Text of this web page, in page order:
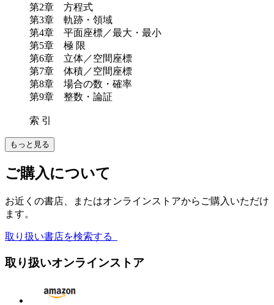
第2章 方程式
第3章 軌跡・領域
第4章 平面座標／最大・最小
第5章 極 限
第6章 立体／空間座標
第7章 体積／空間座標
第8章 場合の数・確率
第9章 整数・論証
索 引
もっと見る
ご購入について
お近くの書店、またはオンラインストアからご購入いただけ
ます。
取り扱い書店を検索する
取り扱いオンラインストア